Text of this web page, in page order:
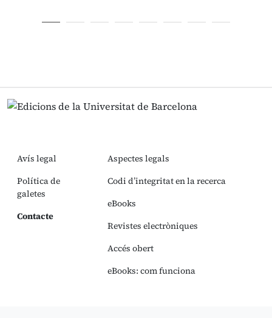
Avís legal
Política de
galetes
Contacte
Aspectes legals
Codi d’integritat en la recerca
eBooks
Revistes electròniques
Accés obert
eBooks: com funciona